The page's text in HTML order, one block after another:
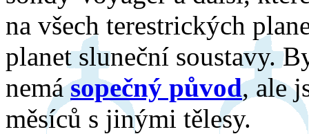
na všech terestrických
planet sluneční soustavy.
nemásopečný původ, ale
měsíců s jinými tělesy.